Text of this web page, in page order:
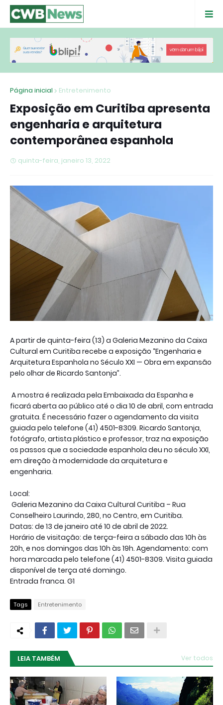
Página inicial Entretenimento
Exposição em Curitiba apresenta
engenharia e arquitetura
contemporânea espanhola
quinta-feira, janeiro 13, 2022
A partir de quinta-feira (13) a Galeria Mezanino da Caixa
Cultural em Curitiba recebe a exposição “Engenharia e
Arquitetura Espanhola no Século XXI — Obra em expansão
pelo olhar de Ricardo Santonja”.
A mostra é realizada pela Embaixada da Espanha e
ficará aberta ao público até o dia 10 de abril, com entrada
gratuita. É necessário fazer o agendamento da visita
guiada pelo telefone (41) 4501-8309. Ricardo Santonja,
fotógrafo, artista plástico e professor, traz na exposição
os passos que a sociedade espanhola deu no século XXI,
em direção à modernidade da arquitetura e
engenharia.
Local:
Galeria Mezanino da Caixa Cultural Curitiba – Rua
Conselheiro Laurindo, 280, no Centro, em Curitiba.
Datas: de 13 de janeiro até 10 de abril de 2022.
Horário de visitação: de terça-feira a sábado das 10h às
20h, e nos domingos das 10h às 19h. Agendamento: com
hora marcada pelo telefone (41) 4501-8309. Visita guiada
disponível de terça até domingo.
Entrada franca. G1
Tags Entretenimento
LEIA TAMBÉM Ver todos